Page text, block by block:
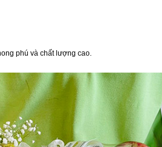
phú và chất lượng cao.